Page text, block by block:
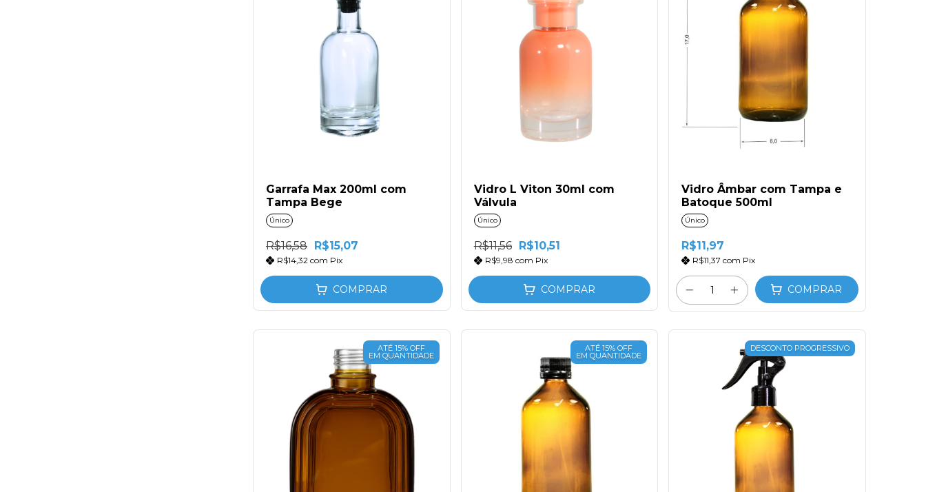
Garrafa Max 200ml com
Tampa Bege
Único
R$16,58 R$15,07
R$14,32 com Pix
COMPRAR
Vidro L Viton 30ml com
Válvula
Único
R$11,56 R$10,51
R$9,98 com Pix
COMPRAR
Vidro Âmbar com Tampa e
Batoque 500ml
Único
R$11,97
R$11,37com Pix
COMPRAR
ATÉ 15% OFF
EM QUANTIDADE
ATÉ 15% OFF
EM QUANTIDADE
DESCONTO PROGRESSIVO